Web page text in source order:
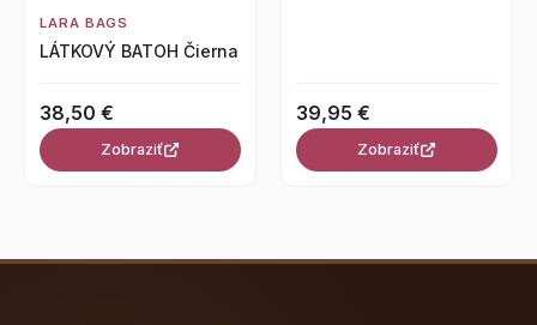
LARA BAGS
LÁTKOVÝ BATOH Čierna
38,50 €
Zobraziť
39,95 €
Zobraziť